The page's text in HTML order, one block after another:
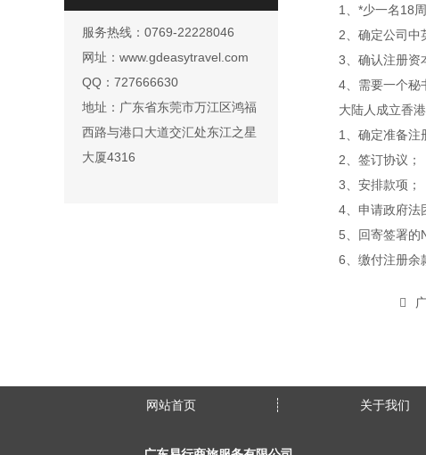
服务热线：0769-22228046
网址：www.gdeasytravel.com
QQ：727666630
地址：广东省东莞市万江区鸿福
西路与港口大道交汇处东江之星
大厦4316
1、*少一名18
2、确定公司中
3、确认注册资
4、需要一个秘
大陆人成立香
1、确定准备注
2、签订协议；
3、安排款项；
4、申请政府法
5、回寄签署的
6、缴付注册余
网站首页 关于我们